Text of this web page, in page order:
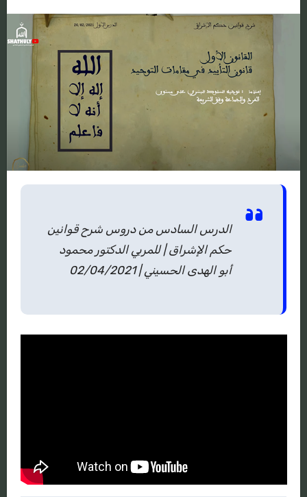
الدرس السادس من دروس شرح قوانين
حكم الإشراق | للمربي الدكتور محمود
أبو الهدى الحسيني | 02/04/2021